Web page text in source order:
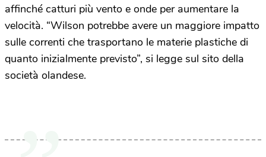
affinché catturi più vento e onde per aumentare la
velocità. “Wilson potrebbe avere un maggiore impatto
sulle correnti che trasportano le materie plastiche di
quanto inizialmente previsto”, si legge sul sito della
società olandese.